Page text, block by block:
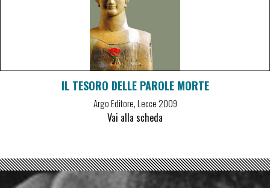
IL TESORO DELLE PAROLE MORTE
Argo Editore, Lecce 2009
Vai alla scheda